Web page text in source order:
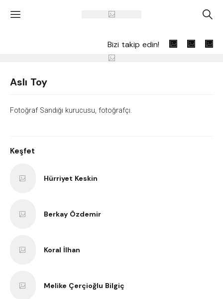
' A
Bizi takip edin!
Aslı Toy
Fotoğraf Sandığı kurucusu, fotoğrafçı.
Keşfet
Hürriyet Keskin
Berkay Özdemir
Koral İlhan
Melike Çerçioğlu Bilgiç